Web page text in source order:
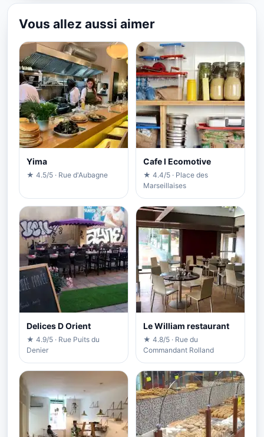
Vous allez aussi aimer
Yima
★ 4.5/5 · Rue d'Aubagne
Cafe l Ecomotive
★ 4.4/5 · Place des
Marseillaises
Delices D Orient
★ 4.9/5 · Rue Puits du
Denier
Le William restaurant
★ 4.8/5 · Rue du
Commandant Rolland